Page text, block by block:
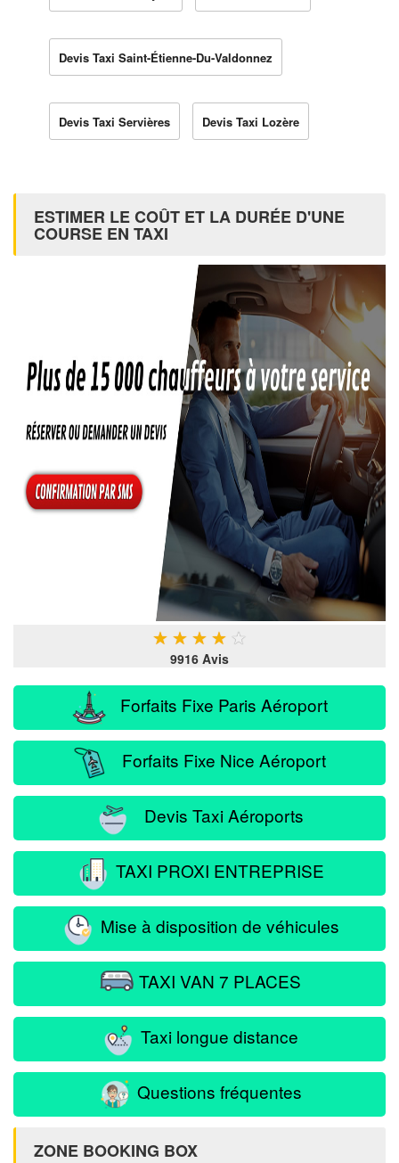
Devis Taxi Saint-Étienne-Du-Valdonnez
Devis Taxi Servières Devis Taxi Lozère
ESTIMER LE COÛT ET LA DURÉE D'UNE
COURSE EN TAXI
★ ★ ★ ★ ★
9916 Avis
Forfaits Fixe Paris Aéroport
Forfaits Fixe Nice Aéroport
Devis Taxi Aéroports
TAXI PROXI ENTREPRISE
Mise à disposition de véhicules
TAXI VAN 7 PLACES
Taxi longue distance
Questions fréquentes
ZONE BOOKING BOX